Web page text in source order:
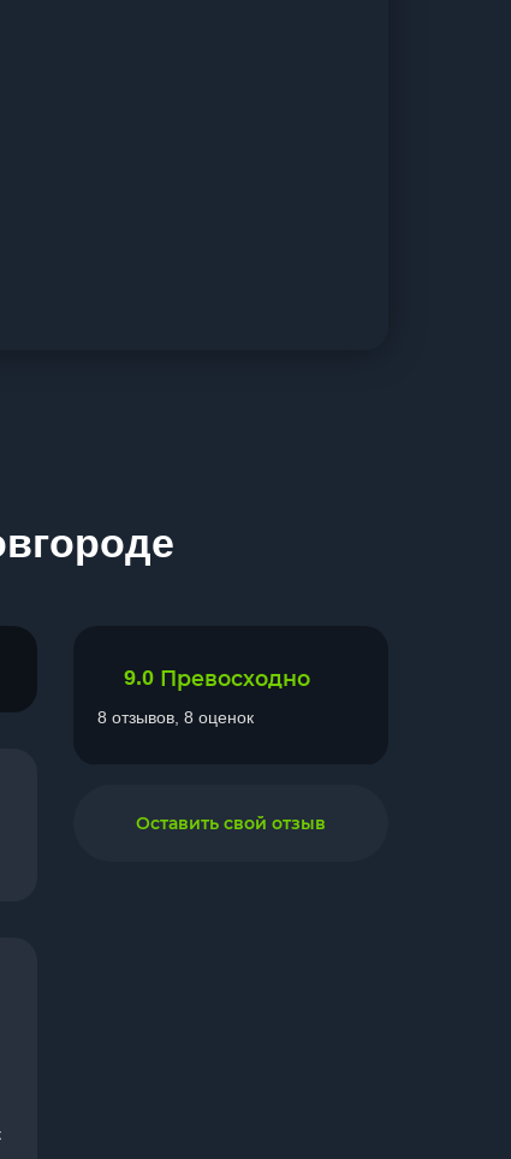
9.0 Превосходно
8 отзывов, 8 оценок
Оставить свой отзыв